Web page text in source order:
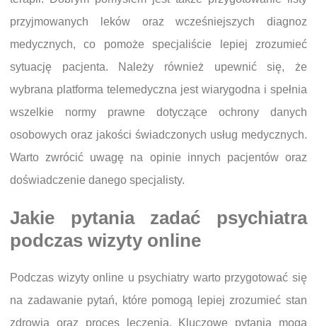
przyjmowanych leków oraz wcześniejszych diagnoz
medycznych, co pomoże specjaliście lepiej zrozumieć
sytuację pacjenta. Należy również upewnić się, że
wybrana platforma telemedyczna jest wiarygodna i spełnia
wszelkie normy prawne dotyczące ochrony danych
osobowych oraz jakości świadczonych usług medycznych.
Warto zwrócić uwagę na opinie innych pacjentów oraz
doświadczenie danego specjalisty.
Jakie pytania zadać psychiatra
podczas wizyty online
Podczas wizyty online u psychiatry warto przygotować się
na zadawanie pytań, które pomogą lepiej zrozumieć stan
zdrowia oraz proces leczenia. Kluczowe pytania mogą